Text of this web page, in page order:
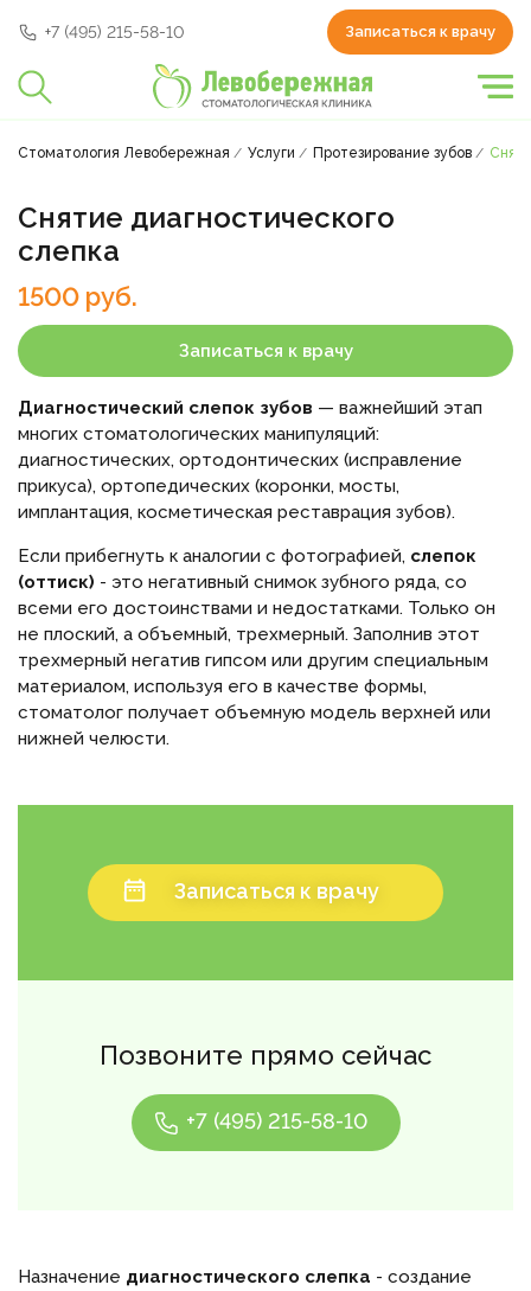
+7 (495) 215-58-10 Записаться к врачу
Стоматология Левобережная Услуги Протезирование зубов
Снятие диагностического
слепка
1500 руб.
Записаться к врачу
Диагностический слепок зубов — важнейший этап
многих стоматологических манипуляций:
диагностических, ортодонтических (исправление
прикуса), ортопедических (коронки, мосты,
имплантация, косметическая реставрация зубов).
Если прибегнуть к аналогии с фотографией, слепок
(оттиск) - это негативный снимок зубного ряда, со
всеми его достоинствами и недостатками. Только он
не плоский, а объемный, трехмерный. Заполнив этот
трехмерный негатив гипсом или другим специальным
материалом, используя его в качестве формы,
стоматолог получает объемную модель верхней или
нижней челюсти.
Позвоните прямо сейчас
+7 (495) 215-58-10
Записаться к врачу
Назначение диагностического слепка - создание